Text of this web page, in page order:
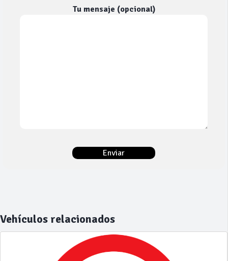
Tu mensaje (opcional)
Vehículos relacionados